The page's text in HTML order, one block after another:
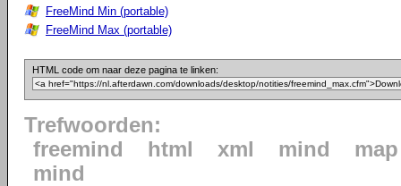
FreeMind Min (portable)
FreeMind Max (portable)
HTML code om naar deze pagina te linken:
Trefwoorden:
freemind
html xml mind
map
mind